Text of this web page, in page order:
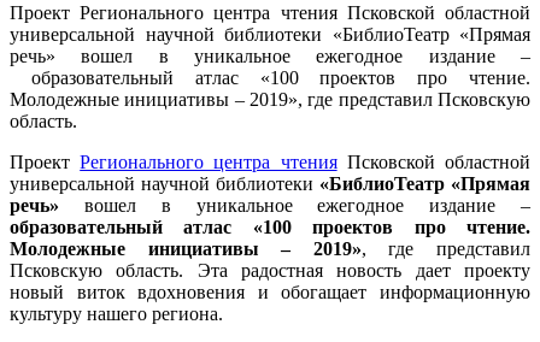
Проект Регионального центра чтения Псковской областной
универсальной научной библиотеки «БиблиоТеатр «Прямая
речь» вошел в уникальное ежегодное издание –
образовательный атлас «100 проектов про чтение.
Молодежные инициативы – 2019», где представил Псковскую
область.
ПроектРегионального центра чтенияПсковской областной
универсальной научной библиотеки «БиблиоТеатр «Прямая
речь» вошел в уникальное ежегодное издание –
образовательный атлас «100 проектов про чтение.
Молодежные инициативы – 2019», где представил
Псковскую область. Эта радостная новость дает проекту
новый виток вдохновения и обогащает информационную
культуру нашего региона.